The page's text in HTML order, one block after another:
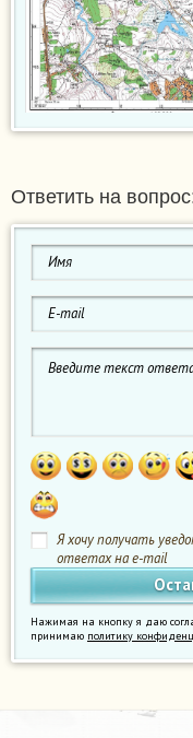
Ответить на
Я хочу получать
ответах на e-mail
Нажимая на кнопку я даю
принимаю политику